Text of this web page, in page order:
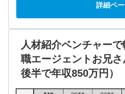
詳細ペ
人材紹介ベンチャー
職エージェントお兄
後半で年収850万円）